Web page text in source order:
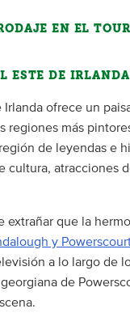
EN EL
ESTE DE IRLANDA
Irlanda ofrece un
regiones más
de leyendas e
cultura, atracciones
extrañar que la
y
a lo largo de
de